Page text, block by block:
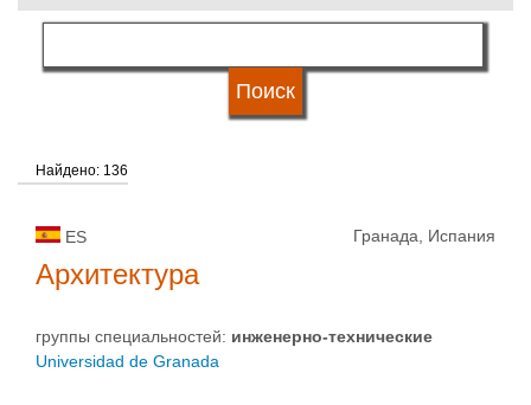
язык обучения
статус университетов
Найдено: 136
ES Гранада, Испания
Архитектура
группы специальностей: инженерно-техническиe
Universidad de Granada